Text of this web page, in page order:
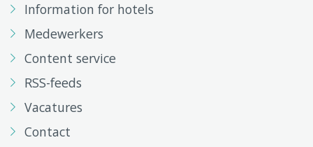
Information for hotels
Medewerkers
Content service
RSS-feeds
Vacatures
Contact